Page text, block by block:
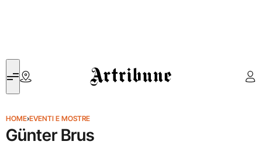
Artribune
HOME›EVENTI E MOSTRE
Günter Brus